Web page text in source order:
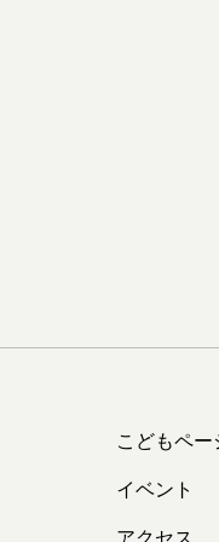
こどもペー
イベント
アクセス